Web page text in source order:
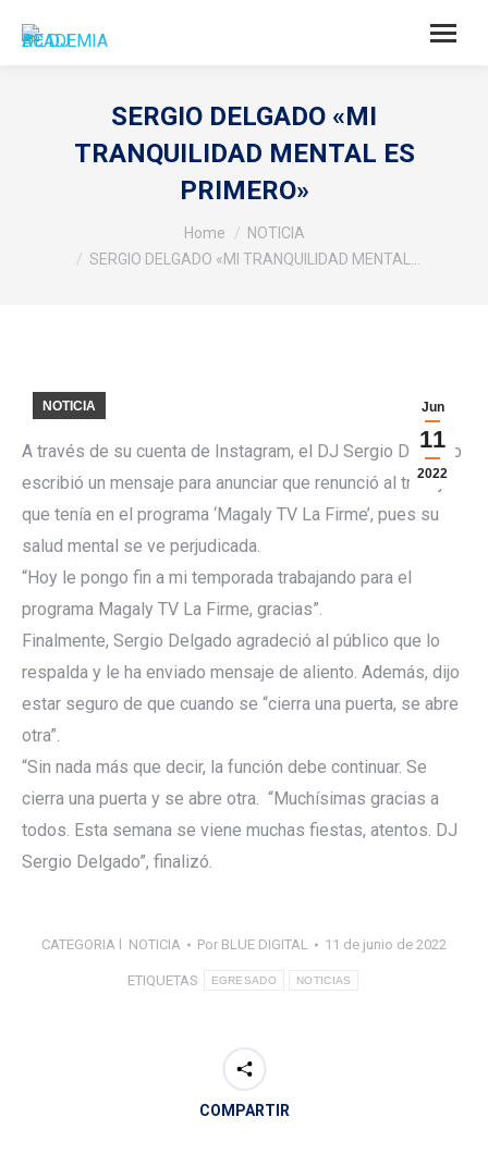
SERGIO DELGADO «MI
TRANQUILIDAD MENTAL ES
PRIMERO»
Home
NOTICIA
SERGIO DELGADO «MI TRANQUILIDAD MENTAL…
Jun
11
2022
NOTICIA
A través de su cuenta de Instagram, el DJ Sergio Delgado
escribió un mensaje para anunciar que renunció al trabajo
que tenía en el programa ‘Magaly TV La Firme’, pues su
salud mental se ve perjudicada.
“Hoy le pongo fin a mi temporada trabajando para el
programa Magaly TV La Firme, gracias”.
Finalmente, Sergio Delgado agradeció al público que lo
respalda y le ha enviado mensaje de aliento. Además, dijo
estar seguro de que cuando se “cierra una puerta, se abre
otra”.
“Sin nada más que decir, la función debe continuar. Se
cierra una puerta y se abre otra. “Muchísimas gracias a
todos. Esta semana se viene muchas fiestas, atentos. DJ
Sergio Delgado”, finalizó.
CATEGORIA l NOTICIA Por BLUE DIGITAL 11 de junio de 2022
ETIQUETAS EGRESADO NOTICIAS
COMPARTIR